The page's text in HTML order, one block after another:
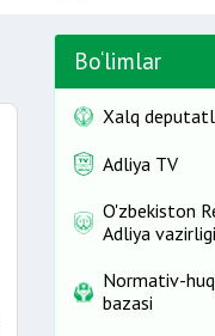
Bo‘limlar
Xalq
Adliya TV
O'zbekiston
Adliya vazirligi
Normativ-
bazasi